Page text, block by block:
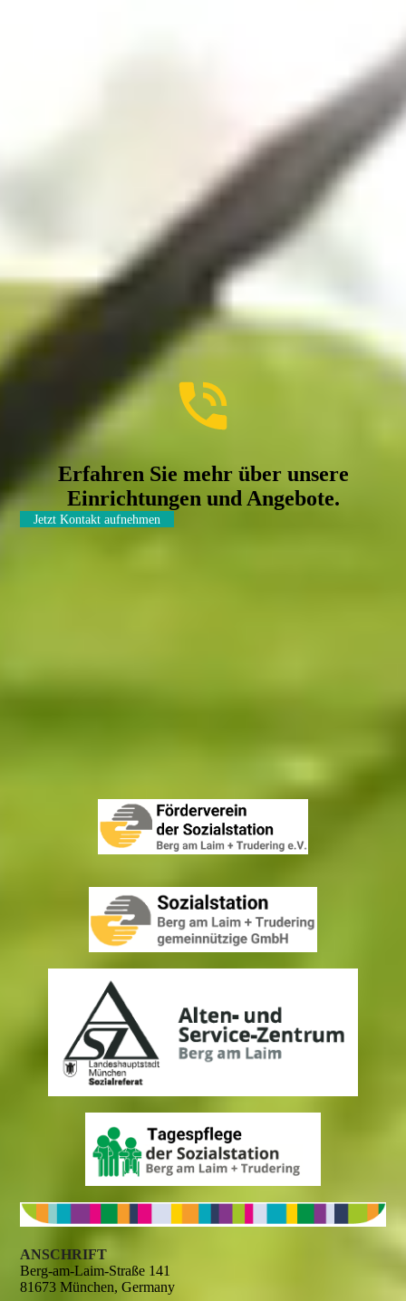
Erfahren Sie mehr über unsere
Einrichtungen und Angebote.
Jetzt Kontakt aufnehmen
ANSCHRIFT
Berg-am-Laim-Straße 141
81673 München, Germany